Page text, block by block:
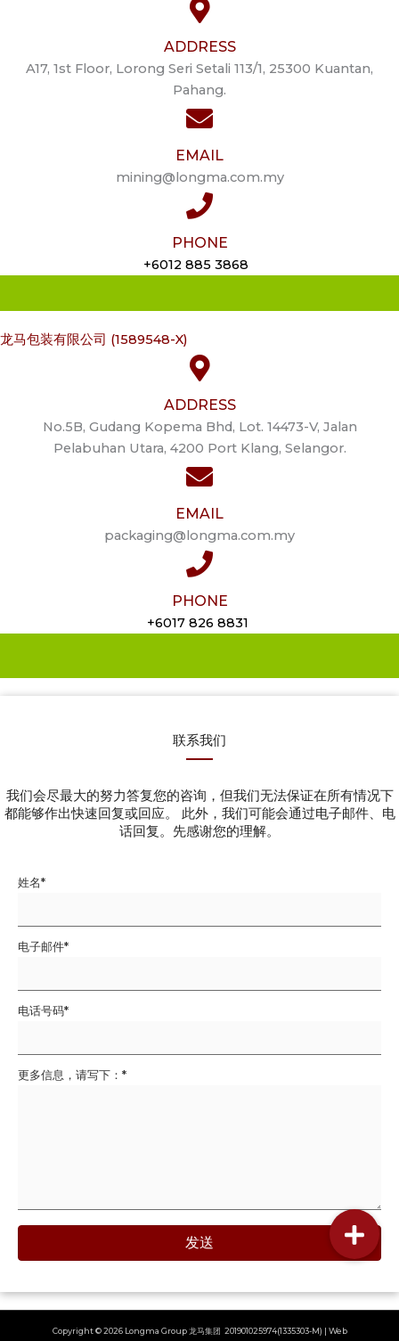
ADDRESS
A17, 1st Floor, Lorong Seri Setali 113/1, 25300 Kuantan,
Pahang.
EMAIL
mining@longma.com.my
PHONE
+6012 885 3868
龙马包装有限公司 (1589548-X)
ADDRESS
No.5B, Gudang Kopema Bhd, Lot. 14473-V, Jalan
Pelabuhan Utara, 4200 Port Klang, Selangor.
EMAIL
packaging@longma.com.my
PHONE
+6017 826 8831
联系我们
我们会尽最大的努力答复您的咨询，但我们无法保证在所有情况下
都能够作出快速回复或回应。 此外，我们可能会通过电子邮件、电
话回复。先感谢您的理解。
姓名
电子邮件
电话号码
更多信息，请写下：
发送
Copyright © 2026 Longma Group 龙马集团 201901025974(1335303-M) | Web